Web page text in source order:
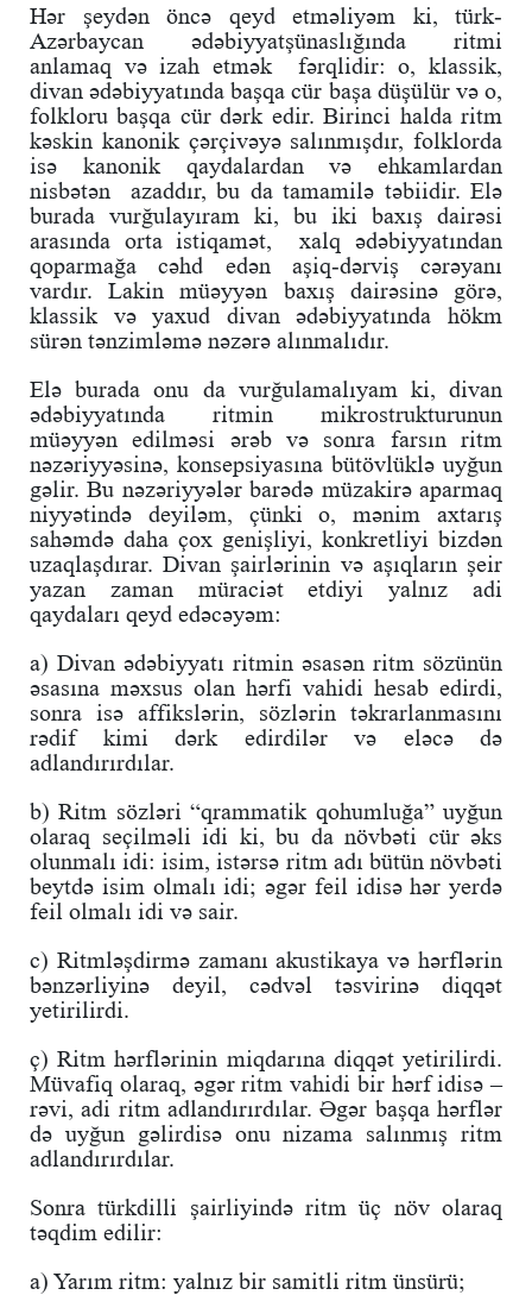
Hər şeydən öncə qeyd etməliyəm ki, türk-
Azərbaycan ədəbiyyatşünaslığında ritmi
anlamaq və izah etmək fərqlidir: o, klassik,
divan ədəbiyyatında başqa cür başa düşülür və o,
folkloru başqa cür dərk edir. Birinci halda ritm
kəskin kanonik çərçivəyə salınmışdır, folklorda
isə kanonik qaydalardan və ehkamlardan
nisbətən azaddır, bu da tamamilə təbiidir. Elə
burada vurğulayıram ki, bu iki baxış dairəsi
arasında orta istiqamət, xalq ədəbiyyatından
qoparmağa cəhd edən aşiq-dərviş cərəyanı
vardır. Lakin müəyyən baxış dairəsinə görə,
klassik və yaxud divan ədəbiyyatında hökm
sürən tənzimləmə nəzərə alınmalıdır.
Elə burada onu da vurğulamalıyam ki, divan
ədəbiyyatında ritmin mikrostrukturunun
müəyyən edilməsi ərəb və sonra farsın ritm
nəzəriyyəsinə, konsepsiyasına bütövlüklə uyğun
gəlir. Bu nəzəriyyələr barədə müzakirə aparmaq
niyyətində deyiləm, çünki o, mənim axtarış
sahəmdə daha çox genişliyi, konkretliyi bizdən
uzaqlaşdırar. Divan şairlərinin və aşıqların şeir
yazan zaman müraciət etdiyi yalnız adi
qaydaları qeyd edəcəyəm:
a) Divan ədəbiyyatı ritmin əsasən ritm sözünün
əsasına məxsus olan hərfi vahidi hesab edirdi,
sonra isə affikslərin, sözlərin təkrarlanmasını
rədif kimi dərk edirdilər və eləcə də
adlandırırdılar.
b) Ritm sözləri “qrammatik qohumluğa” uyğun
olaraq seçilməli idi ki, bu da növbəti cür əks
olunmalı idi: isim, istərsə ritm adı bütün növbəti
beytdə isim olmalı idi; əgər feil idisə hər yerdə
feil olmalı idi və sair.
c) Ritmləşdirmə zamanı akustikaya və hərflərin
bənzərliyinə deyil, cədvəl təsvirinə diqqət
yetirilirdi.
ç) Ritm hərflərinin miqdarına diqqət yetirilirdi.
Müvafiq olaraq, əgər ritm vahidi bir hərf idisə –
rəvi, adi ritm adlandırırdılar. Əgər başqa hərflər
də uyğun gəlirdisə onu nizama salınmış ritm
adlandırırdılar.
Sonra türkdilli şairliyində ritm üç növ olaraq
təqdim edilir:
a) Yarım ritm: yalnız bir samitli ritm ünsürü;